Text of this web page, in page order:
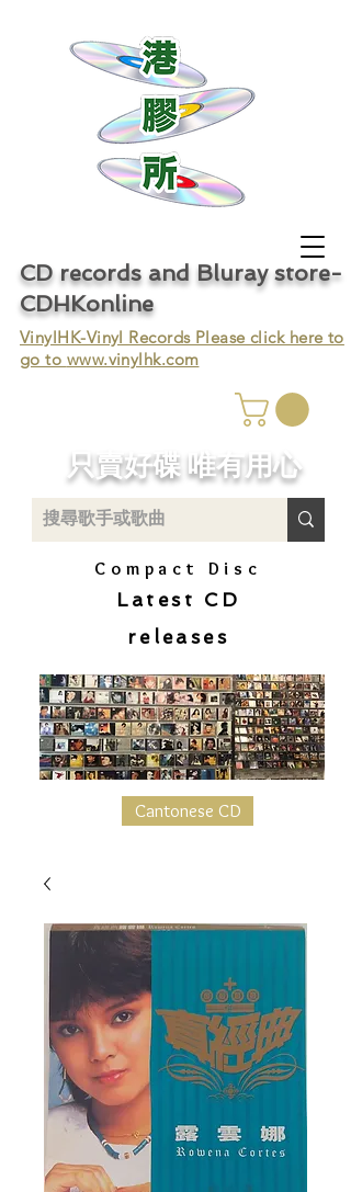
CD records and Bluray store-
CDHKonline
VinylHK-Vinyl Records Please click here to
go to www.vinylhk.com
只賣好碟 唯有用心
Compact Disc
Latest CD
releases
Cantonese CD